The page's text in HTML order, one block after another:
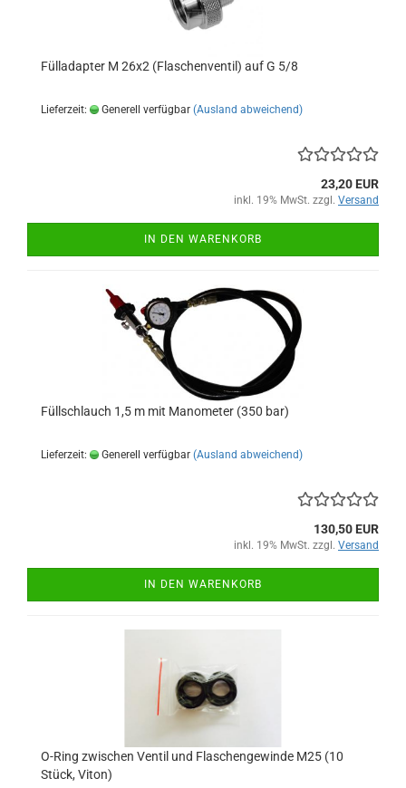
Fülladapter M 26x2 (Flaschenventil) auf G 5/8
Lieferzeit: Generell verfügbar (Ausland abweichend)
23,20 EUR
inkl. 19% MwSt. zzgl. Versand
IN DEN WARENKORB
Füllschlauch 1,5 m mit Manometer (350 bar)
Lieferzeit: Generell verfügbar (Ausland abweichend)
130,50 EUR
inkl. 19% MwSt. zzgl. Versand
IN DEN WARENKORB
O-Ring zwischen Ventil und Flaschengewinde M25 (10
Stück, Viton)